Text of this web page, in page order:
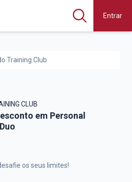
Entrar
Training Club
CLUB
Club,
em Personal
os seus limites!